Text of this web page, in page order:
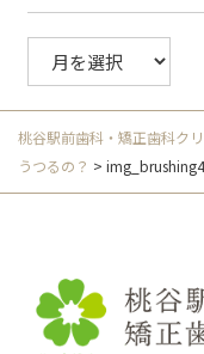
ー
カ
イ
ブ
桃谷駅前歯科・矯正歯科ク
うつるの？ > img_brushing4